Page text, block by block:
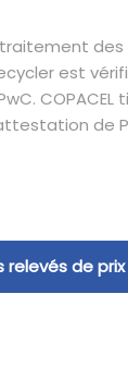
traitement des
est
COPACEL
de
de prix